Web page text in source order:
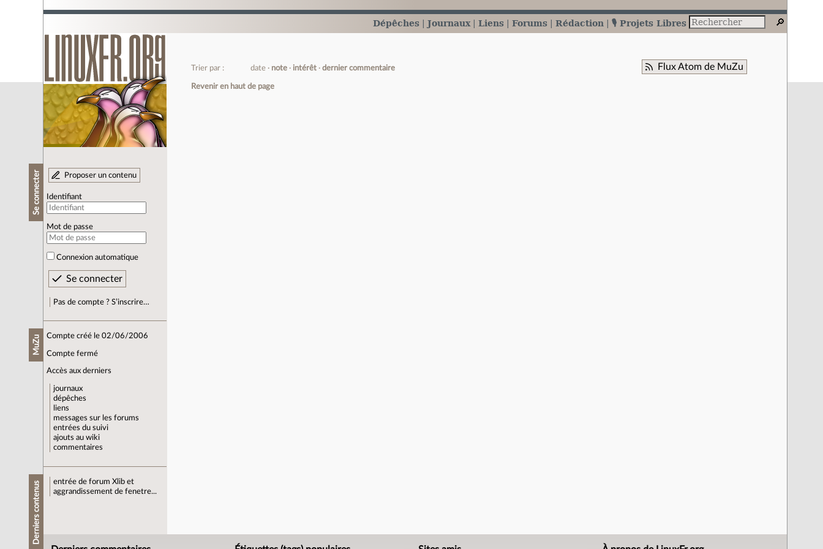
Dépêches Journaux Liens Forums Rédaction 🎙️ Projets Libres
Se connecter Proposer un contenu
Identifiant
Mot de passe
Connexion automatique
Pas de compte ? S’inscrire…
MuZu Compte créé le 02/06/2006
Compte fermé
Accès aux derniers
journaux
dépêches
liens
messages sur les forums
entrées du suivi
ajouts au wiki
commentaires
Derniers contenus entrée de forum Xlib et
aggrandissement de fenetre...
Flux Atom de MuZu
Trier par : date note intérêt dernier commentaire
Revenir en haut de page